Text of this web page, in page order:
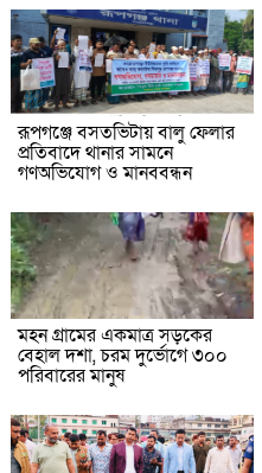
রূপগঞ্জে বসতভিটায় বালু ফেলার
প্রতিবাদে থানার সামনে
গণঅভিযোগ ও মানববন্ধন
মহন গ্রামের একমাত্র সড়কের
বেহাল দশা, চরম দুর্ভোগে ৩০০
পরিবারের মানুষ